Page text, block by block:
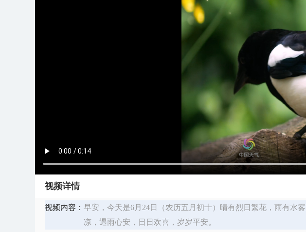
视频详情
视频内容： 早安，今天是6月24日（农历五月初十）晴有烈日繁花，雨有水
凉，遇雨心安，日日欢喜，岁岁平安。